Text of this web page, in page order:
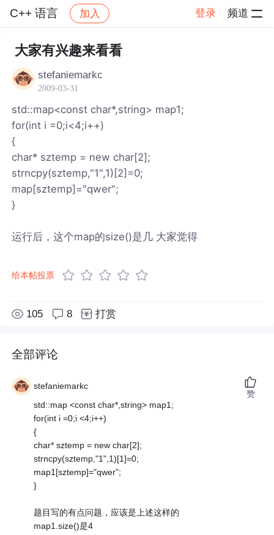
C++ 语言 加入 登录 频道
社区 C++ 语言 帖子详情
大家有兴趣来看看
stefaniemarkc
2009-03-31
std::map<const char*,string> map1;
for(int i =0;i<4;i++)
{
char* sztemp = new char[2];
strncpy(sztemp,"1",1)[2]=0;
map[sztemp]="qwer";
}
运行后，这个map的size()是几 大家觉得
给本帖投票
105 8 打赏
全部评论
stefaniemarkc
std::map <const char*,string> map1;
for(int i =0;i <4;i++)
{
char* sztemp = new char[2];
strncpy(sztemp,"1",1)[1]=0;
map1[sztemp]="qwer";
}
题目写的有点问题，应该是上述这样的
map1.size()是4
赞